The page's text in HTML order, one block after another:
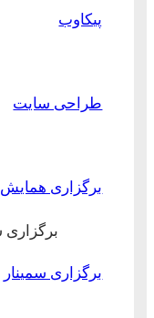
پیکاوب
طراحی سایت
برگزاری همایش
برگزاری سمینار